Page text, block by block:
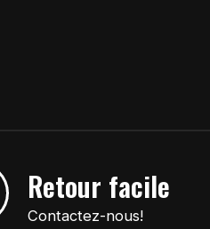
Retour facile
Contactez-nous!